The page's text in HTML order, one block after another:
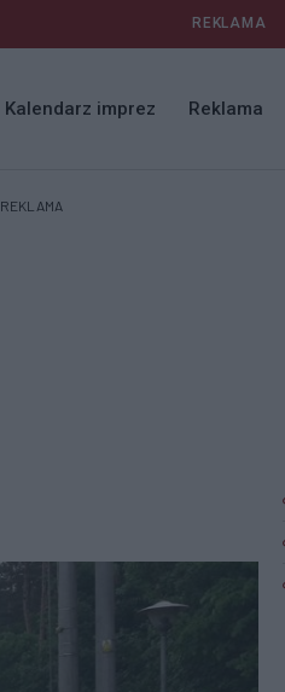
REKLAMA
Kalendarz imprez Reklama
REKLAMA